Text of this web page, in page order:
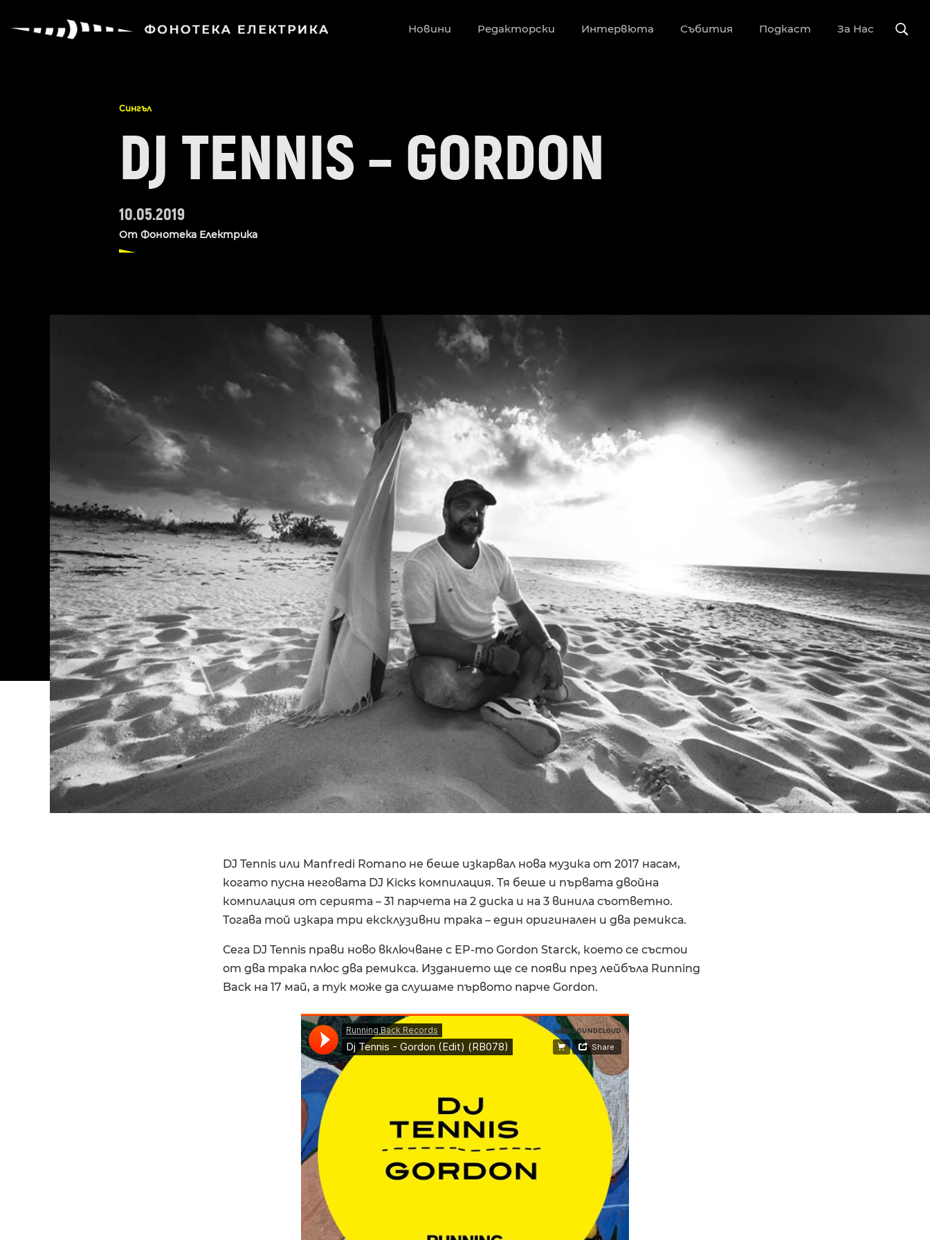
Новини Редакторски Интервюта Събития Подкаст За Нас
Сингъл
DJ TENNIS – GORDON
10.05.2019
От Фонотека Електрика
DJ Tennis или Manfredi Romano не беше изкарвал нова музика от 2017 насам,
когато пусна неговата DJ Kicks компилация. Тя беше и първата двойна
компилация от серията – 31 парчета на 2 диска и на 3 винила съответно.
Тогава той изкара три ексклузивни трака – един оригинален и два ремикса.
Сега DJ Tennis прави ново включване с EP-то Gordon Starck, което се състои
от два трака плюс два ремикса. Изданието ще се появи през лейбъла Running
Back на 17 май, а тук може да слушаме първото парче Gordon.